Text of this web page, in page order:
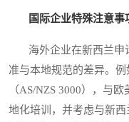
国际企业特殊注意事
海外企业在新西兰申
准与本地规范的差异。
（AS/NZS 3000），与
地化培训，并考虑与新